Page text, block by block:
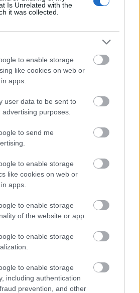
Is Unrelated with the
it was collected.
to enable storage
like cookies on web or
apps.
user data to be sent to
purposes.
to send me
to enable storage
like cookies on web or
apps.
to enable storage
of the website or app.
to enable storage
to enable storage
including authentication
prevention, and other
παραπόταμους του
με τους περίφημους
που συγκαταλέγονται στους
και δεκάδες πηγές, τα
έναν παράδεισο για